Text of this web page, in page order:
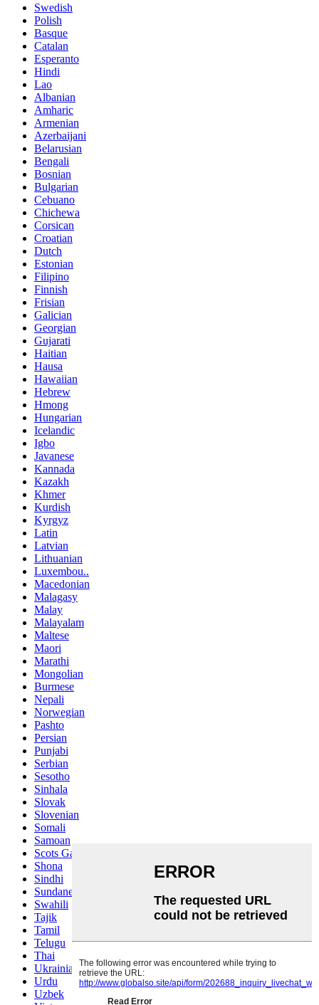
Swedish
Polish
Basque
Catalan
Esperanto
Hindi
Lao
Albanian
Amharic
Armenian
Azerbaijani
Belarusian
Bengali
Bosnian
Bulgarian
Cebuano
Chichewa
Corsican
Croatian
Dutch
Estonian
Filipino
Finnish
Frisian
Galician
Georgian
Gujarati
Haitian
Hausa
Hawaiian
Hebrew
Hmong
Hungarian
Icelandic
Igbo
Javanese
Kannada
Kazakh
Khmer
Kurdish
Kyrgyz
Latin
Latvian
Lithuanian
Luxembou..
Macedonian
Malagasy
Malay
Malayalam
Maltese
Maori
Marathi
Mongolian
Burmese
Nepali
Norwegian
Pashto
Persian
Punjabi
Serbian
Sesotho
Sinhala
Slovak
Slovenian
Somali
Samoan
Scots Gaelic
Shona
Sindhi
Sundanese
Swahili
Tajik
Tamil
Telugu
Thai
Ukrainian
Urdu
Uzbek